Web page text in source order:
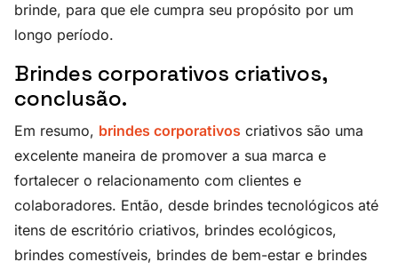
brinde, para que ele cumpra seu propósito por um
longo período.
Brindes corporativos criativos,
conclusão.
Em resumo, brindes corporativos criativos são uma
excelente maneira de promover a sua marca e
fortalecer o relacionamento com clientes e
colaboradores. Então, desde brindes tecnológicos até
itens de escritório criativos, brindes ecológicos,
brindes comestíveis, brindes de bem-estar e brindes